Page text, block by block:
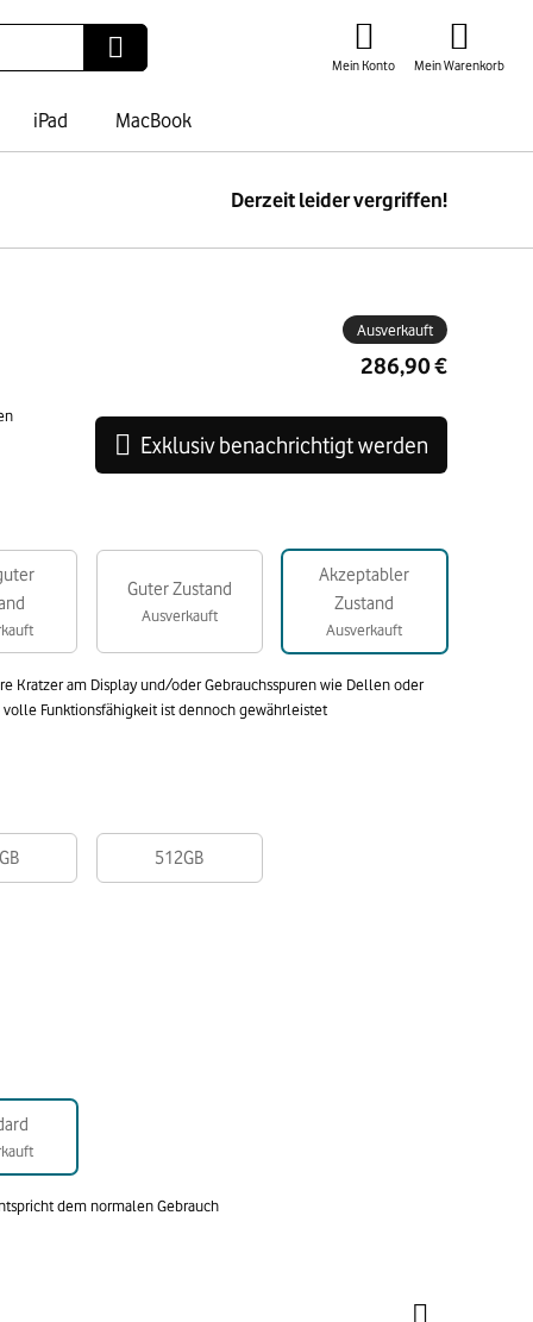
Mein Konto Mein Warenkorb
iPad MacBook
Derzeit leider vergriffen!
Ausverkauft
286,90 €
Exklusiv benachrichtigt werden
Guter Zustand
Ausverkauft
Akzeptabler
Zustand
Ausverkauft
Kratzer am Display und/oder Gebrauchsspuren wie Dellen oder
Funktionsfähigkeit ist dennoch gewährleistet
512GB
dem normalen Gebrauch